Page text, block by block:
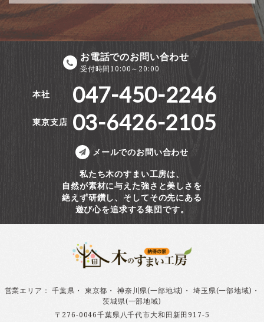
お電話でのお問い合わせ
受付時間10:00～20:00
本社 047-450-2246
東京支店 03-6426-2105
メールでのお問い合わせ
私たち木のすまい工房は、
自然が素材に与えた強さと美しさを
絶えず研鑽し、そしてその先にある
遊び心を追求する集団です。
営業エリア ：千葉県 ・ 東京都 ・ 神奈川県(一部地域) ・ 埼玉県(一部地域) ・
茨城県(一部地域)
〒276-0046千葉県八千代市大和田新田917-5